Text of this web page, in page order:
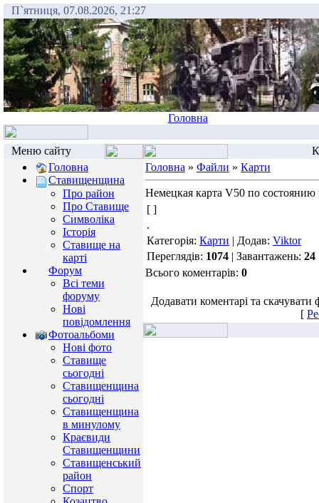
П`ятниця, 07.08.2026, 21:27
Головна
Меню сайту
Головна
Ставищенщина
Про район
Про Ставище
Символіка
Історія
Ставище на
карті
Форум
Всі теми
форуму
Нові
повідомлення
Фотоальбоми
Нові фото
Ставище
сьогодні
Ставищенщина
сьогодні
Ставищенщина
в минулому
Краєвиди
Ставищенщини
Ставищенський
район
Спорт
Головна » Файли » Карти
Немецкая карта V50 по состоянию
[ ]
.
Категорія: Карти | Додав: Viktor
Переглядів: 1074 | Завантажень: 24
Всього коментарів: 0
Додавати коментарі та
[